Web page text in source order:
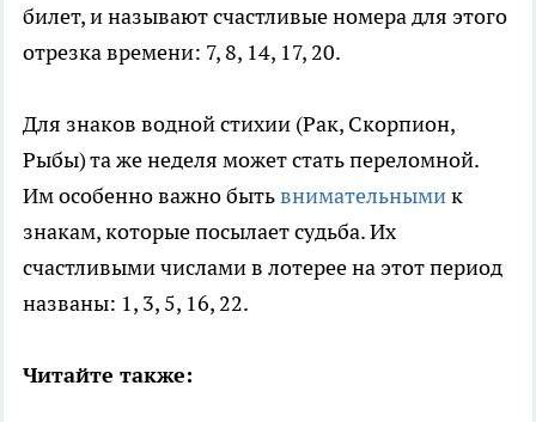
билет, и называют счастливые номера для этого
отрезка времени: 7, 8, 14, 17, 20.
Для знаков водной стихии (Рак, Скорпион,
Рыбы) та же неделя может стать переломной.
Им особенно важно бытьвнимательнымик
знакам, которые посылает судьба. Их
счастливыми числами в лотерее на этот период
названы: 1, 3, 5, 16, 22.
Читайте также: